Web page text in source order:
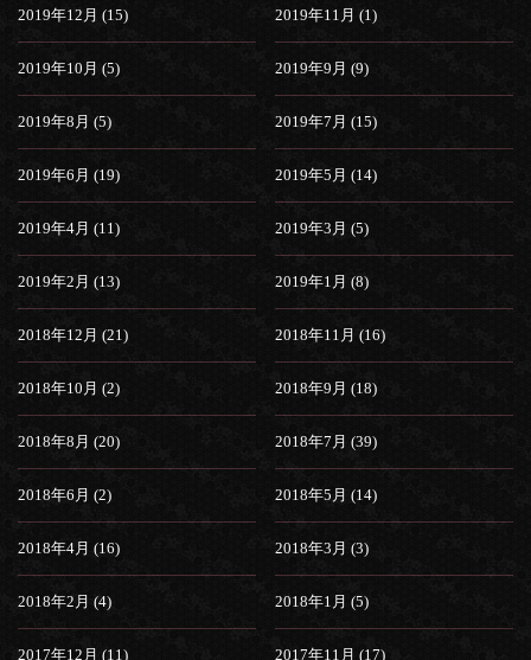
2019年12月 (15) 2019年11月 (1)
2019年10月 (5) 2019年9月 (9)
2019年8月 (5) 2019年7月 (15)
2019年6月 (19) 2019年5月 (14)
2019年4月 (11) 2019年3月 (5)
2019年2月 (13) 2019年1月 (8)
2018年12月 (21) 2018年11月 (16)
2018年10月 (2) 2018年9月 (18)
2018年8月 (20) 2018年7月 (39)
2018年6月 (2) 2018年5月 (14)
2018年4月 (16) 2018年3月 (3)
2018年2月 (4) 2018年1月 (5)
2017年12月 (11) 2017年11月 (17)